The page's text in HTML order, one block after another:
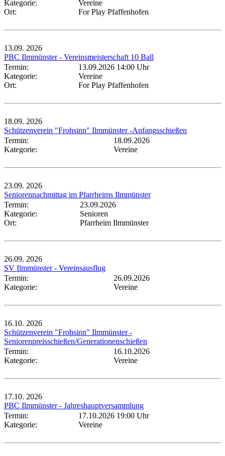
Kategorie:
Vereine
Ort:
For Play Pfaffenhofen
13.09. 2026
PBC Ilmmünster - Vereinsmeisterschaft 10 Ball
Termin:
13.09.2026 14:00 Uhr
Kategorie:
Vereine
Ort:
For Play Pfaffenhofen
18.09. 2026
Schützenverein "Frohsinn" Ilmmünster -Anfangsschießen
Termin:
18.09.2026
Kategorie:
Vereine
23.09. 2026
Seniorennachmittag im Pfarrheims Ilmmünster
Termin:
23.09.2026
Kategorie:
Senioren
Ort:
Pfarrheim Ilmmünster
26.09. 2026
SV Ilmmünster - Vereinsausflug
Termin:
26.09.2026
Kategorie:
Vereine
16.10. 2026
Schützenverein "Frohsinn" Ilmmünster -
Seniorenpreisschießen/Generationenschießen
Termin:
16.10.2026
Kategorie:
Vereine
17.10. 2026
PBC Ilmmünster - Jahreshauptversammlung
Termin:
17.10.2026 19:00 Uhr
Kategorie:
Vereine